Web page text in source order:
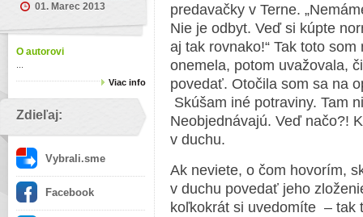
01. Marec 2013
O autorovi
Viac info
Zdieľaj:
Vybrali.sme
Facebook
predavačky v Terne.
Nie je odbyt. Veď si kúpte
aj tak rovnako!“ Tak toto
onemela, potom uvažovala,
povedať. Otočila som sa na
Skúšam iné potraviny. Tam
Neobjednávajú. Veď načo?!
v duchu.
Ak neviete, o čom hovorím,
v duchu povedať jeho
koľkokrát si uvedomíte – tak